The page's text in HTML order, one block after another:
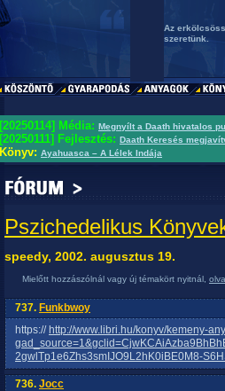
Az
szeretünk.
[20250114] Média: Megnyílt a Daath hivatalos
[20250111] Fejlesztés: Daath Keresés
Könyv: Ayahuasca – A Lélek Indája
Pszichedelikus
speedy, 2002. augusztus 19.
Mielőtt hozzászólnál vagy új témakört nyitnál,
737. Funkbwoy
https:// http://www.libri.hu/konyv/kemeny-
2gwlTp1e6Zhs3smIJO9L2hK0iBE0M8-
736. Jocc